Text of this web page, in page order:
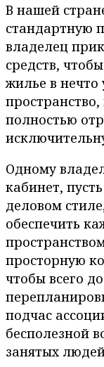
В нашей
стандартную
владелец
средств,
жилье в нечто
полностью
Одному
кабинет,
деловом
обеспечить
просторную
чтобы всего
подчас
бесполезной
занятых